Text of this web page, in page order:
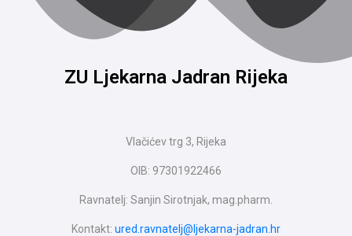
ZU Ljekarna Jadran Rijeka
Vlačićev trg 3, Rijeka
OIB: 97301922466
Ravnatelj: Sanjin Sirotnjak, mag.pharm.
Kontakt: ured.ravnatelj@ljekarna-jadran.hr